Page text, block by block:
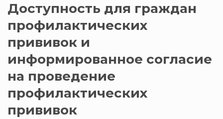
Доступность для граждан
профилактических
прививок и
информированное согласие
на проведение
профилактических
прививок